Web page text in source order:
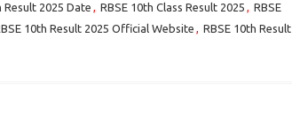
2025 Date , RBSE 10th Class Result 2025 , RBSE
10th Result 2025 Official Website , RBSE 10th Result